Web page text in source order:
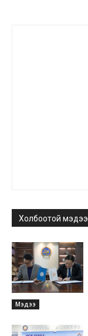
Холбоотой мэдээ
Мэдээ